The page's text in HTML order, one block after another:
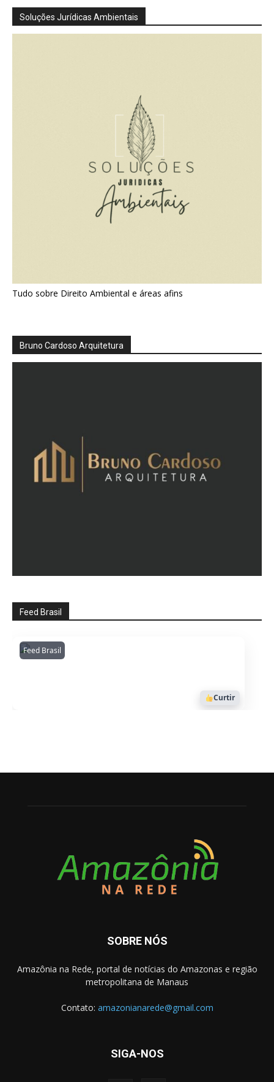
Soluções Jurídicas Ambientais
Tudo sobre Direito Ambiental e áreas afins
Bruno Cardoso Arquitetura
Feed Brasil
Feed BrasilAmazonianarede
1053
Curtir
SOBRE NÓS
Amazônia na Rede, portal de notícias do Amazonas e região
metropolitana de Manaus
Contato: amazonianarede@gmail.com
SIGA-NOS